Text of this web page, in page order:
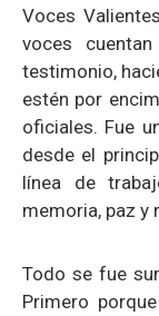
Voces
voces
testimonio,
estén por
oficiales. Fue
desde el
línea de
memoria, paz y
Todo se fue
Primero